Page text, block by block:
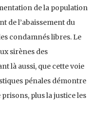
de la population
de l’abaissement du
condamnés libres. Le
sirènes des
là aussi, que cette voie
pénales démontre
plus la justice les